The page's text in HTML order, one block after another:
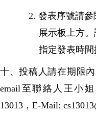
2. 發表序號請
展示板上方
指定發表時間
十、投稿人請在期限
email 至聯絡人王小姐
13013 ， E-Mail: